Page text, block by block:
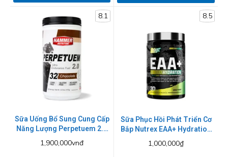
8.1
Sữa Uống Bổ Sung Cung Cấp
Năng Lượng Perpetuem 2.0
1,900,000vnđ
8.5
Sữa Phục Hồi Phát Triển Cơ
Bắp Nutrex EAA+ Hydration
1,000,000₫